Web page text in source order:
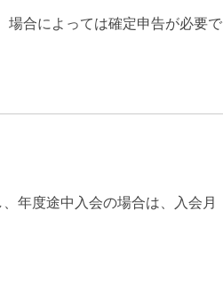
場合によっては確定申告が必要で
年度途中入会の場合は、入会月